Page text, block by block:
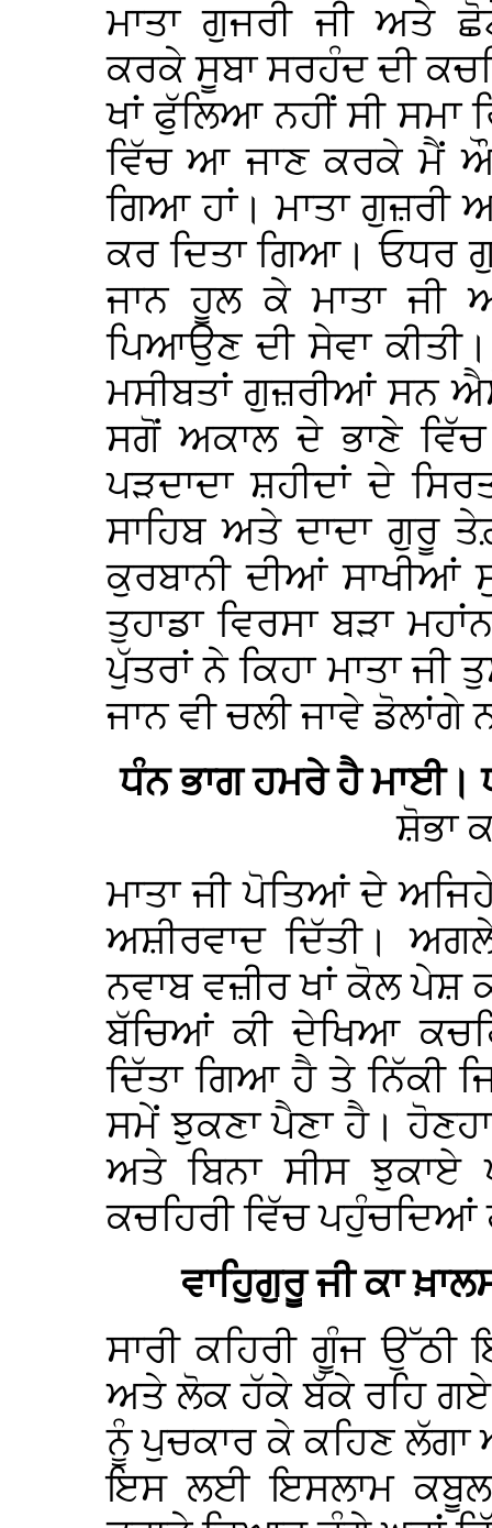
ਮਾਤਾ ਗੁਜਰੀ ਜੀ ਅਤੇ
ਕਰਕੇ ਸੂਬਾ ਸਰਹੰਦ ਦੀ
ਖਾਂ ਫੁੱਲਿਆ ਨਹੀਂ ਸੀ ਸਮਾ
ਵਿੱਚ ਆ ਜਾਣ ਕਰਕੇ ਮੈਂ
ਗਿਆ ਹਾਂ। ਮਾਤਾ
ਕਰ ਦਿਤਾ ਗਿਆ। ਓਧਰ
ਜਾਨ ਹੂਲ ਕੇ ਮਾਤਾ ਜੀ
ਪਿਆਉਣ ਦੀ ਸੇਵਾ
ਮਸੀਬਤਾਂ ਗੁਜ਼ਰੀਆਂ ਸਨ
ਸਗੋਂ ਅਕਾਲ ਦੇ ਭਾਣੇ
ਪੜਦਾਦਾ ਸ਼ਹੀਦਾਂ ਦੇ
ਸਾਹਿਬ ਅਤੇ ਦਾਦਾ ਗੁਰੂ
ਕੁਰਬਾਨੀ ਦੀਆਂ ਸਾਖੀਆਂ
ਤੁਹਾਡਾ ਵਿਰਸਾ ਬੜਾ
ਪੁੱਤਰਾਂ ਨੇ ਕਿਹਾ ਮਾਤਾ ਜੀ
ਜਾਨ ਵੀ ਚਲੀ ਜਾਵੇ ਡੋਲਾਂਗੇ
ਧੰਨ ਭਾਗ ਹਮਰੇ ਹੈ
ਸ਼ੋਭਾ
ਮਾਤਾ ਜੀ ਪੋਤਿਆਂ ਦੇ
ਅਸ਼ੀਰਵਾਦ ਦਿੱਤੀ।
ਨਵਾਬ ਵਜ਼ੀਰ ਖਾਂ ਕੋਲ
ਬੱਚਿਆਂ ਕੀ ਦੇਖਿਆ
ਦਿੱਤਾ ਗਿਆ ਹੈ ਤੇ ਨਿੱਕੀ
ਸਮੇਂ ਝੁਕਣਾ ਪੈਣਾ ਹੈ।
ਅਤੇ ਬਿਨਾ ਸੀਸ
ਕਚਹਿਰੀ ਵਿੱਚ ਪਹੁੰਚਦਿਆਂ
ਵਾਹਿੁਗੁਰੂ ਜੀ ਕਾ
ਸਾਰੀ ਕਹਿਰੀ ਗੂੰਜ ਉੱਠੀ
ਅਤੇ ਲੋਕ ਹੱਕੇ ਬੱਕੇ ਰਹਿ
ਨੂੰ ਪੁਚਕਾਰ ਕੇ ਕਹਿਣ
ਇਸ ਲਈ ਇਸਲਾਮ ਕਬੂਲ